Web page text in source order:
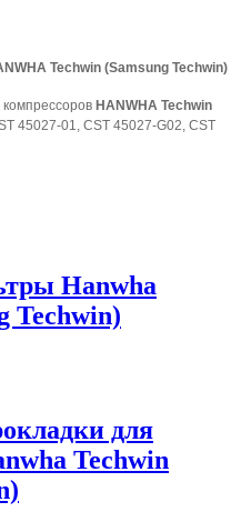
Techwin (Samsung Techwin)
HANWHA Techwin
45027-01, CST 45027-G02, CST
Hanwha
Techwin)
для
Techwin